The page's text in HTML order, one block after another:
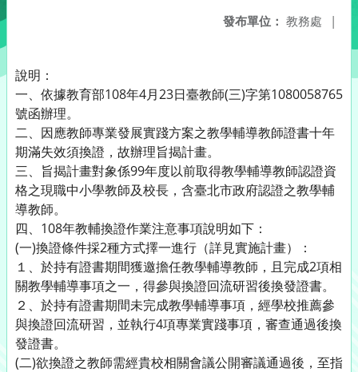
發布單位： 教務處 |
說明：
一、依據教育部108年4月23日臺教師(三)字第1080058765
號函辦理。
二、因應教師專業發展實踐方案之教學輔導教師證書十年
期滿失效須換證，故辦理旨揭計畫。
三、旨揭計畫對象係99年度以前取得教學輔導教師認證資
格之現職中小學教師及校長，含臺北市政府認證之教學輔
導教師。
四、108年教輔換證作業注意事項說明如下：
(一)換證條件採2種方式擇一進行（詳見實施計畫）：
１、於持有證書期間獲邀擔任教學輔導教師，且完成2項相
關教學輔導事項之一，得參與換證回流研習後換發證書。
２、於持有證書期間未完成教學輔導事項，經學校推薦參
與換證回流研習，並執行4項專業實踐事項，審查通過後換
發證書。
(二)欲換證之教師需經貴校相關會議公開審議通過後，至指